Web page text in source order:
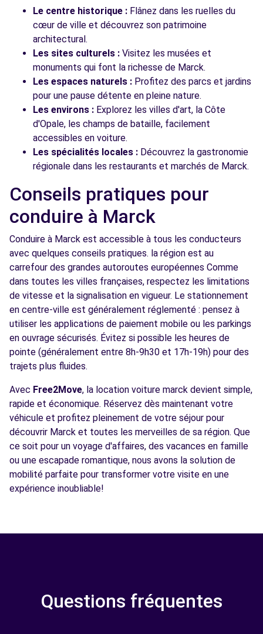
Le centre historique : Flânez dans les ruelles du
cœur de ville et découvrez son patrimoine
architectural.
Les sites culturels : Visitez les musées et
monuments qui font la richesse de Marck.
Les espaces naturels : Profitez des parcs et jardins
pour une pause détente en pleine nature.
Les environs : Explorez les villes d'art, la Côte
d'Opale, les champs de bataille, facilement
accessibles en voiture.
Les spécialités locales : Découvrez la gastronomie
régionale dans les restaurants et marchés de Marck.
Conseils pratiques pour
conduire à Marck
Conduire à Marck est accessible à tous les conducteurs
avec quelques conseils pratiques. la région est au
carrefour des grandes autoroutes européennes Comme
dans toutes les villes françaises, respectez les limitations
de vitesse et la signalisation en vigueur. Le stationnement
en centre-ville est généralement réglementé : pensez à
utiliser les applications de paiement mobile ou les parkings
en ouvrage sécurisés. Évitez si possible les heures de
pointe (généralement entre 8h-9h30 et 17h-19h) pour des
trajets plus fluides.
Avec Free2Move, la location voiture marck devient simple,
rapide et économique. Réservez dès maintenant votre
véhicule et profitez pleinement de votre séjour pour
découvrir Marck et toutes les merveilles de sa région. Que
ce soit pour un voyage d'affaires, des vacances en famille
ou une escapade romantique, nous avons la solution de
mobilité parfaite pour transformer votre visite en une
expérience inoubliable!
Questions fréquentes